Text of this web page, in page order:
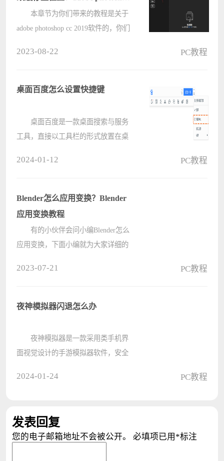
cc 2019修改缓存盘位置的方法
本章节为你们带来的教程是关于
adobe photoshop cc 2019软件的，你们
缓存盘位置的方法，感兴趣的????
2023-08-22 PC教程
桌面百度怎么设置快捷键
桌面百度是一款桌面搜索与服务
工具，直接以工具栏的形式放置在桌
详细介绍一下桌面百度设置快捷键的
方????
2024-01-12 PC教程
Blender怎么应用变换？Blender
应用变换教程
有的小伙伴会问小编Blender怎么
应用变换，下面小编就为大家详细的
换教程 1、首先我们进入到应
2023-07-21 PC教程
夜神模拟器闪退怎么办
夜神模拟器是一款采用类手机界
面视觉设计的手游模拟器软件，安全
家????
2024-01-24 PC教程
发表回复
您的电子邮箱地址不会被公开。 必填项已用 *标注